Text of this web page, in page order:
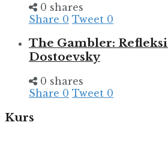
0 shares
Share 0 Tweet 0
The Gambler:
Dostoevsky
0 shares
Share 0 Tweet 0
Kurs